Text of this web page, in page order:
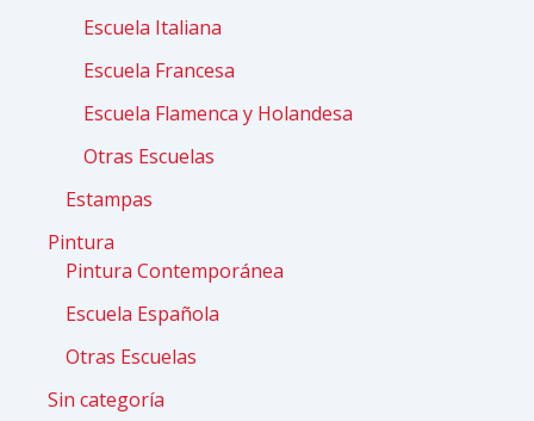
Escuela Italiana
Escuela Francesa
Escuela Flamenca y Holandesa
Otras Escuelas
Estampas
Pintura
Pintura Contemporánea
Escuela Española
Otras Escuelas
Sin categoría